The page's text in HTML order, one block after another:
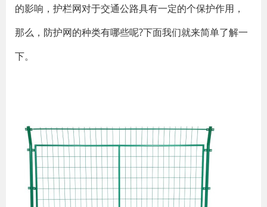
的影响，护栏网对于交通公路具有一定的个保护作用，
那么，防护网的种类有哪些呢?下面我们就来简单了解一
下。